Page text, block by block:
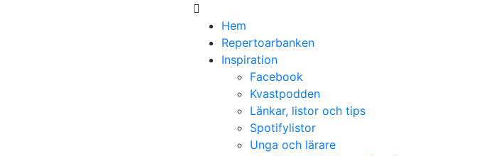
Hem
Repertoarbanken
Inspiration
Facebook
Kvastpodden
Länkar, listor och tips
Spotifylistor
Unga och lärare